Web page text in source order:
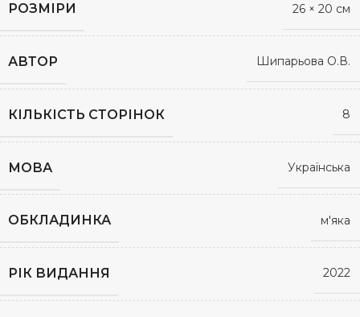
РОЗМІРИ 26 × 20 см
АВТОР Шипарьова О.В.
КІЛЬКІСТЬ СТОРІНОК 8
МОВА Українська
ОБКЛАДИНКА м'яка
РІК ВИДАННЯ 2022